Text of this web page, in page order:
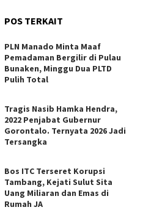
POS TERKAIT
PLN Manado Minta Maaf
Pemadaman Bergilir di Pulau
Bunaken, Minggu Dua PLTD
Pulih Total
Tragis Nasib Hamka Hendra,
2022 Penjabat Gubernur
Gorontalo. Ternyata 2026 Jadi
Tersangka
Bos ITC Terseret Korupsi
Tambang, Kejati Sulut Sita
Uang Miliaran dan Emas di
Rumah JA